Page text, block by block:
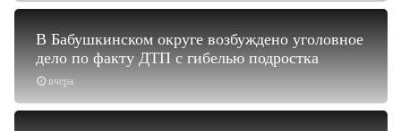
вчера
В Бабушкинском округе возбуждено уголовное
дело по факту ДТП с гибелью подростка